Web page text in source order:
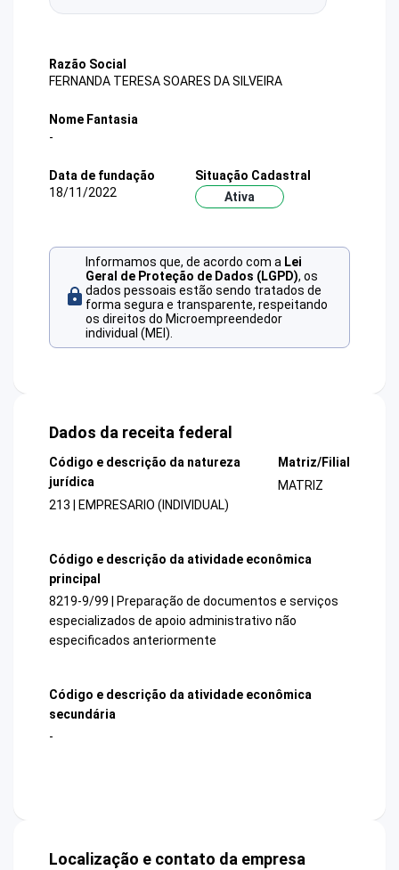
Razão Social
FERNANDA TERESA SOARES DA SILVEIRA
Nome Fantasia
-
Data de fundação
18/11/2022
Situação Cadastral
Ativa
Informamos que, de acordo com a Lei
Geral de Proteção de Dados (LGPD), os
dados pessoais estão sendo tratados de
forma segura e transparente, respeitando
os direitos do Microempreendedor
individual (MEI).
Dados da receita federal
Código e descrição da natureza
jurídica
213 | EMPRESARIO (INDIVIDUAL)
Matriz/Filial
MATRIZ
Código e descrição da atividade econômica
principal
8219-9/99 | Preparação de documentos e serviços
especializados de apoio administrativo não
especificados anteriormente
Código e descrição da atividade econômica
secundária
-
Localização e contato da empresa